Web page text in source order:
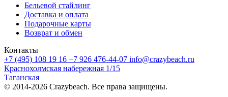
Бельевой стайлинг
Доставка и оплата
Подарочные карты
Возврат и обмен
Контакты
+7 (495) 108 19 16 +7 926 476-44-07 info@crazybeach.ru
Краснохолмская набережная 1/15
Таганская
© 2014-2026 Crazybeach. Все права защищены.